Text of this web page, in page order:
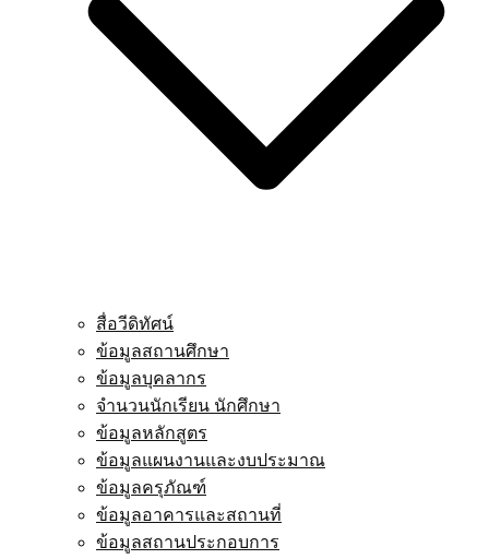
สื่อวีดิทัศน์
ข้อมูลสถานศึกษา
ข้อมูลบุคลากร
จำนวนนักเรียน นักศึกษา
ข้อมูลหลักสูตร
ข้อมูลแผนงานและงบประมาณ
ข้อมูลครุภัณฑ์
ข้อมูลอาคารและสถานที่
ข้อมูลสถานประกอบการ